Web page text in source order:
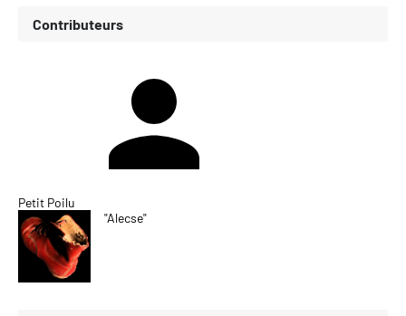
Contributeurs
Petit Poilu
"Alecse"